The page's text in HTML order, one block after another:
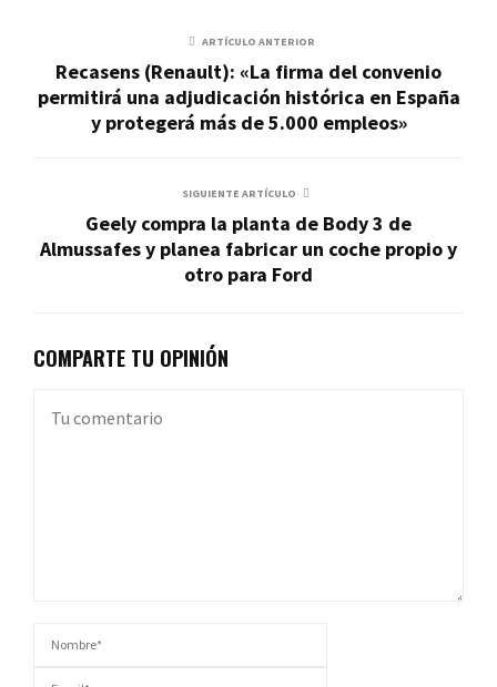
ARTÍCULO ANTERIOR
Recasens (Renault): «La firma del convenio
permitirá una adjudicación histórica en España
y protegerá más de 5.000 empleos»
SIGUIENTE ARTÍCULO
Geely compra la planta de Body 3 de
Almussafes y planea fabricar un coche propio y
otro para Ford
COMPARTE TU OPINIÓN